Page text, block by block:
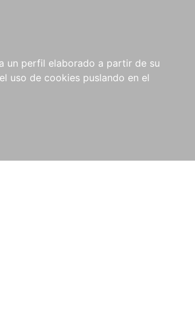
un perfil elaborado a partir de su
uso de cookies puslando en el
NOTICIAS
COMPRAS
INSTITUCIONALES